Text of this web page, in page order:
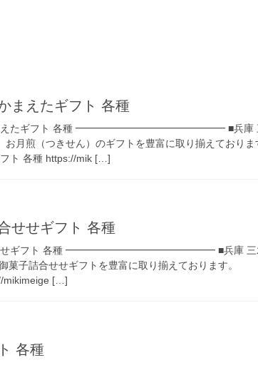
まえたギフト 各種
えたギフト 各種 ━━━━━━━━━━━━━━━ ■兵庫 三
お月煎（つきせん）のギフトを豊富に取り揃えて
ト 各種 https://mik […]
せせギフト 各種
せギフト 各種 ━━━━━━━━━━━━━━━ ■兵庫 三木
詰合せせギフトを豊富に取り揃えております
mikimeige […]
各種